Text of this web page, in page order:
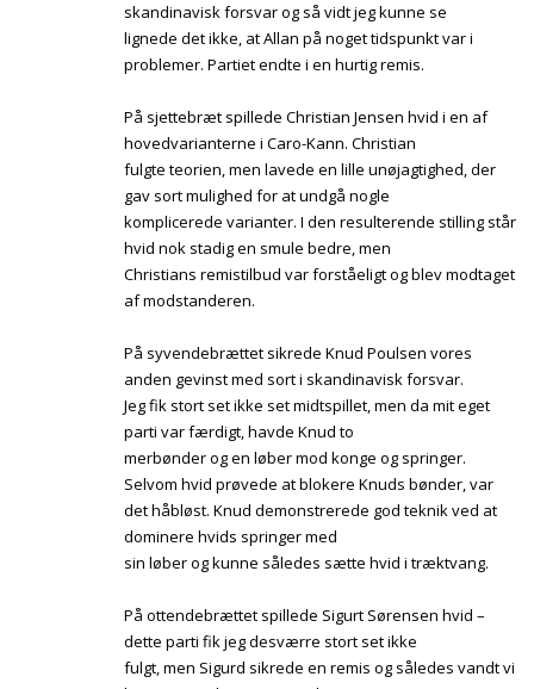
skandinavisk forsvar og så vidt jeg kunne se
lignede det ikke, at Allan på noget tidspunkt var i
problemer. Partiet endte i en hurtig remis.
På sjettebræt spillede Christian Jensen hvid i en af
hovedvarianterne i Caro-Kann. Christian
fulgte teorien, men lavede en lille unøjagtighed, der
gav sort mulighed for at undgå nogle
komplicerede varianter. I den resulterende stilling står
hvid nok stadig en smule bedre, men
Christians remistilbud var forståeligt og blev modtaget
af modstanderen.
På syvendebrættet sikrede Knud Poulsen vores
anden gevinst med sort i skandinavisk forsvar.
Jeg fik stort set ikke set midtspillet, men da mit eget
parti var færdigt, havde Knud to
merbønder og en løber mod konge og springer.
Selvom hvid prøvede at blokere Knuds bønder, var
det håbløst. Knud demonstrerede god teknik ved at
dominere hvids springer med
sin løber og kunne således sætte hvid i træktvang.
På ottendebrættet spillede Sigurt Sørensen hvid –
dette parti fik jeg desværre stort set ikke
fulgt, men Sigurd sikrede en remis og således vandt vi